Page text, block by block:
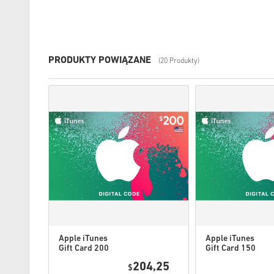
PRODUKTY POWIĄZANE (20 Produkty)
Apple iTunes
Gift Card 200
$204,25
Apple iTunes
Gift Card 150